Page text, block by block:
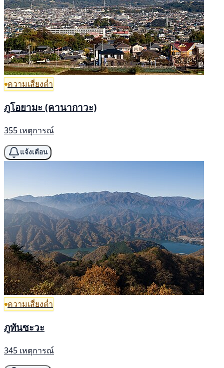
ความเสี่ยงต่ำ
ภูโอยามะ (คานากาวะ)
355 เหตุการณ์
แจ้งเตือน
ความเสี่ยงต่ำ
ภูทันซะวะ
345 เหตุการณ์